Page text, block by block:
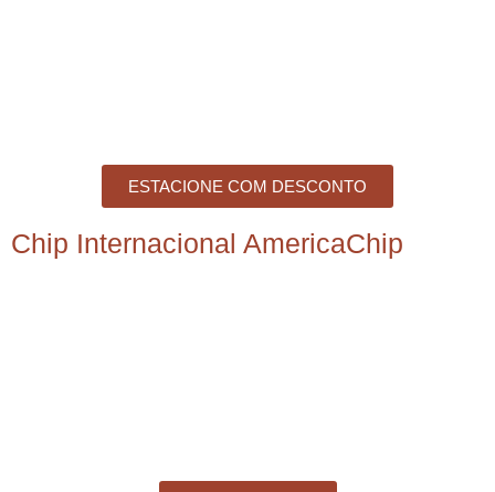
ESTACIONE COM DESCONTO
Chip Internacional AmericaChip